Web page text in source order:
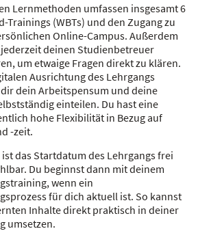
Lernmethoden umfassen insgesamt 6
Trainings (WBTs) und den Zugang zu
Online-Campus. Außerdem
deinen Studienbetreuer
um etwaige Fragen direkt zu klären.
Ausrichtung des Lehrgangs
dein Arbeitspensum und deine
einteilen. Du hast eine
hohe Flexibilität in Bezug auf
-zeit.
das Startdatum des Lehrgangs frei
Du beginnst dann mit deinem
wenn ein
für dich aktuell ist. So kannst
Inhalte direkt praktisch in deiner
umsetzen.